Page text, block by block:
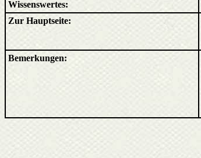
Wissenswertes:
Zur Hauptseite:
Bemerkungen: